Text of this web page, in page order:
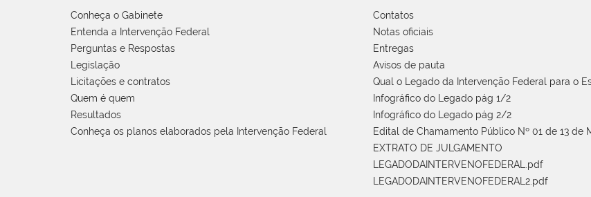
Conheça o Gabinete
Entenda a Intervenção Federal
Perguntas e Respostas
Legislação
Licitações e contratos
Quem é quem
Resultados
Conheça os planos elaborados pela Intervenção Federal
Contatos
Notas oficiais
Entregas
Avisos de pauta
Qual o Legado da Intervenção Federal para o
Infográfico do Legado pág 1/2
Infográfico do Legado pág 2/2
Edital de Chamamento Público Nº 01 de 13 de
EXTRATO DE JULGAMENTO
LEGADODAINTERVENOFEDERAL.pdf
LEGADODAINTERVENOFEDERAL2.pdf